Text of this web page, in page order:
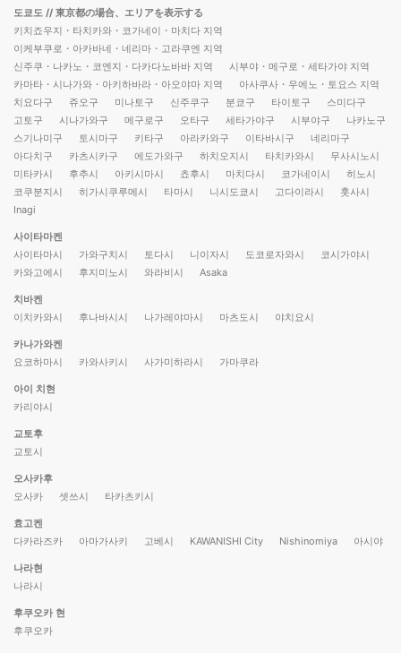
도쿄도 // 東京都の場合、エリアを表示する
키치죠우지・타치카와・코가네이・마치다 지역
이케부쿠로・아카바네・네리마・고라쿠엔 지역
신주쿠・나카노・코엔지・다카다노바바 지역
시부야・메구로・세타가야 지역
카마타・시나가와・아키하바라・아오야마 지역
아사쿠사・우에노・토요스 지역
치요다구
쥬오구 미나토구 신주쿠구 분쿄구 타이토구
스미다구
고토구
시나가와구 메구로구 오타구 세타가야구 시부야구
나카노구
스기나미구
토시마구 키타구 아라카와구 이타바시구
네리마구
아다치구
카츠시카구 에도가와구 하치오지시 타치카와시
무사시노시
미타카시
후추시 아키시마시 쵸후시 마치다시 코가네이시
히노시
코쿠분지시
히가시쿠루메시 타마시 니시도쿄시 고다이라시
훗사시
Inagi
사이타마켄
사이타마시
가와구치시 토다시 니이자시 도코로자와시
코시가야시
카와고에시
후지미노시 와라비시 Asaka
치바켄
이치카와시
후나바시시 나가레야마시 마츠도시 야치요시
카나가와켄
요코하마시
카와사키시 사가미하라시 가마쿠라
아이 치현
카리야시
교토후
교토시
오사카후
오사카
셋쓰시 타카츠키시
효고켄
다카라즈카
아마가사키 고베시 KAWANISHI City Nishinomiya 아시야
나라현
나라시
후쿠오카 현
후쿠오카